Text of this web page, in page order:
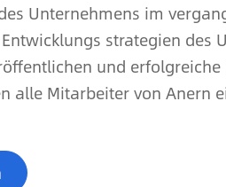
Unternehmens im
strategien des
und
alle Mitarbeiter von Anern